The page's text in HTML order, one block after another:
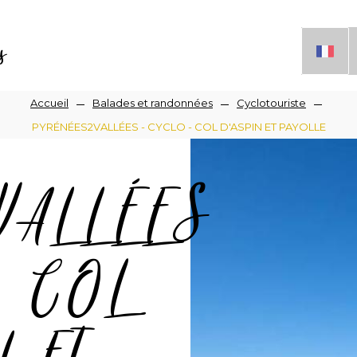
Accueil Balades et randonnées
Cyclotouriste
PYRÉNÉES2VALLÉES - CYCLO - COL D'ASPIN ET PAYOLLE
COL